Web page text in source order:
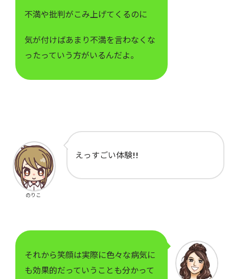
不満や批判がこみ上げてくるのに
気が付けばあまり不満を言わなくな
ったっていう方がいるんだよ。
えっすごい体験!!
のりこ
それから笑顔は実際に色々な病気に
も効果的だっていうことも分かって